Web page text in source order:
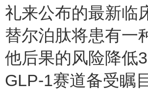
礼来公布的最新临
替尔泊肽将患有一
他后果的风险降低
GLP-1赛道备受瞩